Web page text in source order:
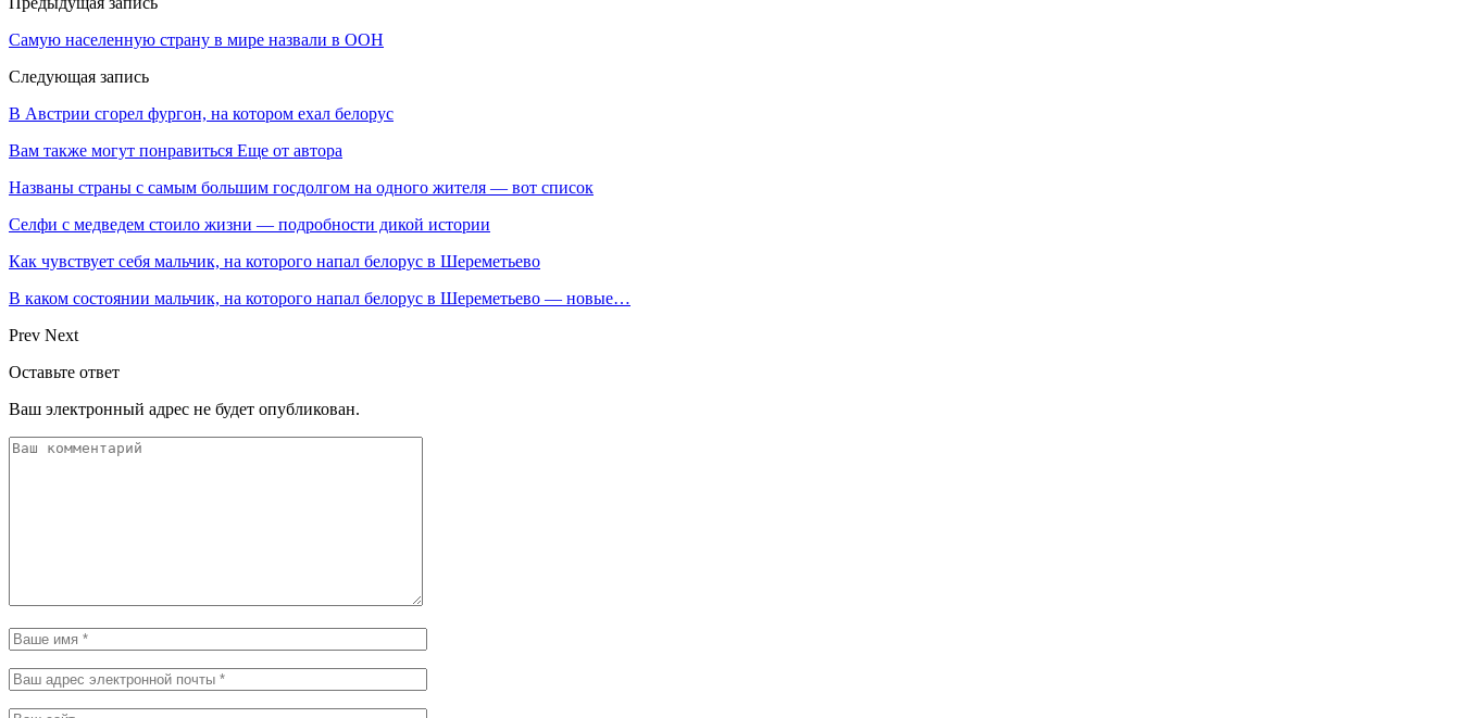
Самую населенную страну в мире назвали в ООН
Следующая запись
В Австрии сгорел фургон, на котором ехал белорус
Вам также могут понравиться Еще от автора
Названы страны с самым большим госдолгом на одного жителя — вот список
Селфи с медведем стоило жизни — подробности дикой истории
Как чувствует себя мальчик, на которого напал белорус в Шереметьево
В каком состоянии мальчик, на которого напал белорус в Шереметьево — новые…
Prev Next
Оставьте ответ
Ваш электронный адрес не будет опубликован.